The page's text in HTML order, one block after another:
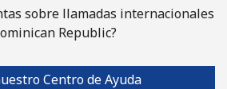
sobre llamadas internacionales
Republic?
Centro de Ayuda